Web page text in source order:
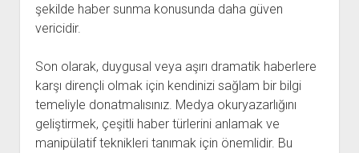
şekilde haber sunma konusunda daha güven
vericidir.
Son olarak, duygusal veya aşırı dramatik haberlere
karşı dirençli olmak için kendinizi sağlam bir bilgi
temeliyle donatmalısınız. Medya okuryazarlığını
geliştirmek, çeşitli haber türlerini anlamak ve
manipülatif teknikleri tanımak için önemlidir. Bu